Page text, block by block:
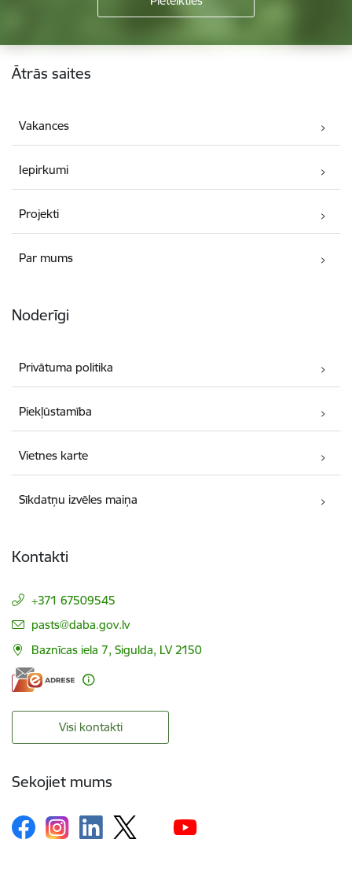
Kājene
Ātrās saites
Vakances
Iepirkumi
Projekti
Par mums
Noderīgi
Privātuma politika
Piekļūstamība
Vietnes karte
Sīkdatņu izvēles maiņa
Kontakti
+371 67509545
E-pasts:
pasts@daba.gov.lv
Baznīcas iela 7, Sigulda, LV 2150
Visi kontakti
Sekojiet mums